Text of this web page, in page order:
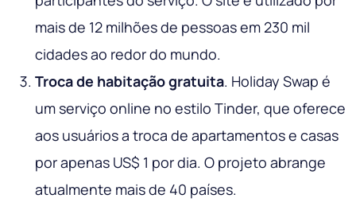
mais de 12 milhões de pessoas em 230 mil
cidades ao redor do mundo.
Troca de habitação gratuita. Holiday Swap é
um serviço online no estilo Tinder, que oferece
aos usuários a troca de apartamentos e casas
por apenas US$ 1 por dia. O projeto abrange
atualmente mais de 40 países.